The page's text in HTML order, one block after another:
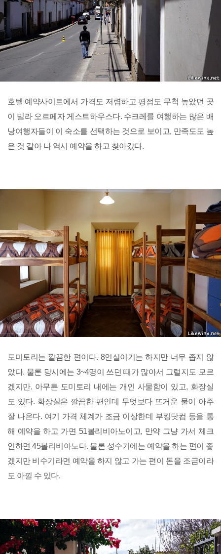
호텔 예약사이트에서 가격도 저렴하고 평점도 무척 높았던 곳
이 빌라 오르페자 게스트하우스다. 수크레를 여행하는 많은 배
낭여행자들이 이 숙소를 선택하는 것으로 보이고, 만족도도 높
은 것 같아 나 역시 예약을 하고 찾아갔다.
도미토리는 깔끔한 편이다. 8인실이기는 하지만 너무 좁지 않
았다. 물론 당시에는 3~4명이 쓰던 때가 많아서 그럴지도 모르
겠지만. 아무튼 도미토리 내에는 개인 사물함이 있고, 화장실
도 있다. 화장실은 깔끔한 편인데 무엇보다 뜨거운 물이 아주
잘 나온다. 여기 가격 체계가 조금 이상한데 부킹닷컴 등을 통
해 예약을 하고 가면 51볼리비아노이고, 만약 그냥 가서 체크
인하면 45볼리비아노다. 물론 성수기에는 예약을 하는 편이 좋
겠지만 비수기라면 예약을 하지 않고 가는 편이 돈을 조금이라
도 아낄 수 있다.